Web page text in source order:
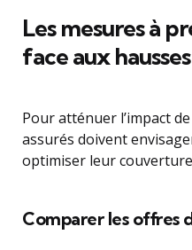
Les mesures à
face aux
Pour atténuer l’impact
assurés doivent
optimiser leur
Comparer les offres